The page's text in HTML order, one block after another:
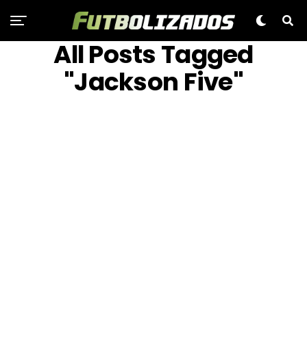
All Posts Tagged
"Jackson Five"